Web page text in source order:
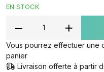
EN STOCK
Vous pourrez effectuer une
panier
Livraison offerte à partir